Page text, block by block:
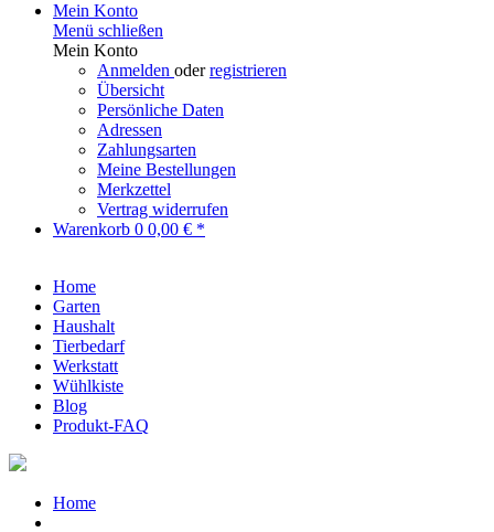
Mein Konto
Menü schließen
Mein Konto
Anmelden oderregistrieren
Übersicht
Persönliche Daten
Adressen
Zahlungsarten
Meine Bestellungen
Merkzettel
Vertrag widerrufen
Warenkorb 0 0,00 € *
Home
Garten
Haushalt
Tierbedarf
Werkstatt
Wühlkiste
Blog
Produkt-FAQ
Home